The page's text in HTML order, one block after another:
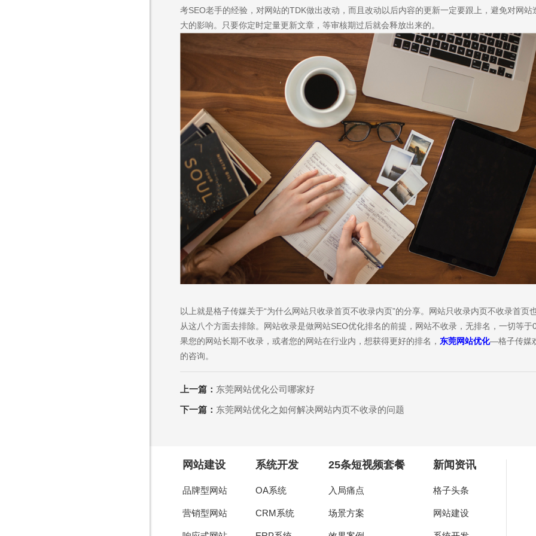
考SEO老手的经验，对网站的TDK做出改动，而且改动以后内容的更新一定要跟上，避免对网站
大的影响。只要你定时定量更新文章，等审核期过后就会释放出来的。
以上就是格子传媒关于“为什么网站只收录首页不收录内页”的分享。网站只收录内页不收录首页
从这八个方面去排除。网站收录是做网站SEO优化排名的前提，网站不收录，无排名，一切等于
果您的网站长期不收录，或者您的网站在行业内，想获得更好的排名，东莞网站优化—格子传媒
的咨询。
上一篇： 东莞网站优化公司哪家好
下一篇： 东莞网站优化之如何解决网站内页不收录的问题
网站建设
品牌型网站
营销型网站
系统开发
OA系统
CRM系统
25条短视频套餐
入局痛点
场景方案
新闻资讯
格子头条
网站建设
不怕就请留下您的需求及联系方式，我们会第一时间送上问候的。